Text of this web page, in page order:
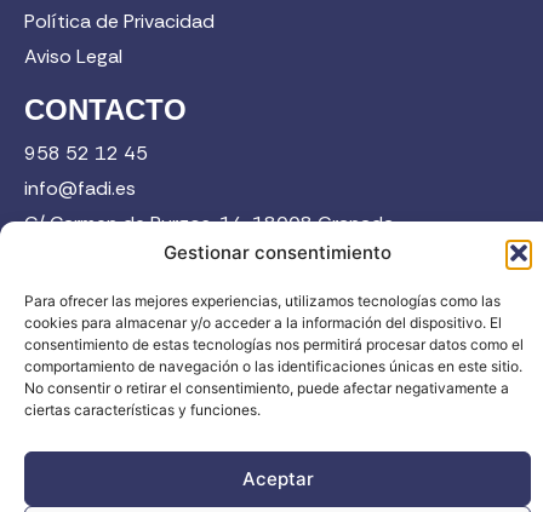
Gestionar consentimiento
Para ofrecer las mejores experiencias, utilizamos tecnologías como las
cookies para almacenar y/o acceder a la información del dispositivo. El
consentimiento de estas tecnologías nos permitirá procesar datos como el
comportamiento de navegación o las identificaciones únicas en este sitio.
No consentir o retirar el consentimiento, puede afectar negativamente a
ciertas características y funciones.
Aceptar
Política de Privacidad
Aviso Legal
CONTACTO
958 52 12 45
info@fadi.es
C/ Carmen de Burgos, 14, 18008 Granada
Contacta
FADI © 2026. Federación Andaluza de Deportes de Invierno |
Todos los derechos reservados